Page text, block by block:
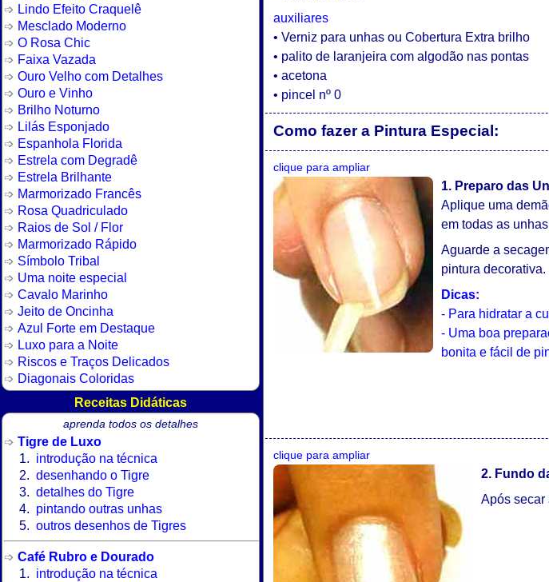
auxiliares
• Verniz para unhas ou Cobertura Extra brilho
• palito de laranjeira com algodão nas pontas
• acetona
• pincel nº 0
Como fazer a Pintura Especial:
clique para ampliar
1. Preparo das
Aplique uma
em todas as
Aguarde a
pintura decorativa.
Dicas:
- Para hidratar a
- Uma boa
bonita e fácil de
clique para ampliar
2. Fundo
Após secar
Lindo Efeito Craquelê
Mesclado Moderno
O Rosa Chic
Faixa Vazada
Ouro Velho com Detalhes
Ouro e Vinho
Brilho Noturno
Lilás Esponjado
Espanhola Florida
Estrela com Degradê
Estrela Brilhante
Marmorizado Francês
Rosa Quadriculado
Raios de Sol / Flor
Marmorizado Rápido
Símbolo Tribal
Uma noite especial
Cavalo Marinho
Jeito de Oncinha
Azul Forte em Destaque
Luxo para a Noite
Riscos e Traços Delicados
Diagonais Coloridas
Receitas Didáticas
aprenda todos os detalhes
Tigre de Luxo
introdução na técnica
desenhando o Tigre
detalhes do Tigre
pintando outras unhas
outros desenhos de Tigres
Café Rubro e Dourado
introdução na técnica